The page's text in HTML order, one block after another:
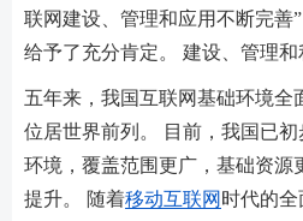
联网建设、管理和应用不断完善
给予了充分肯定。 建设、管理和
五年来，我国互联网基础环境全
位居世界前列。 目前，我国已
环境，覆盖范围更广，基础资源
提升。 随着移动互联网 时代的